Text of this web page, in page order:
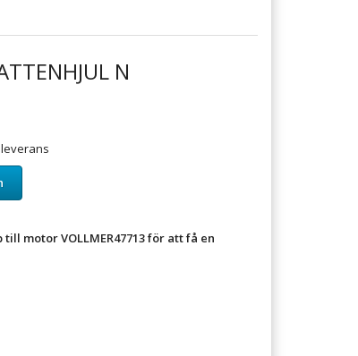
N
till motor VOLLMER47713 för att få en